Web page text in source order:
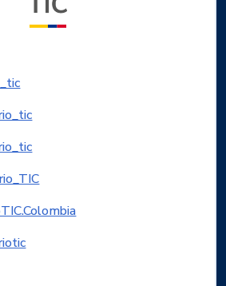
Logo Instagram
Logo Threads
Logo Tiktok
Logo Twitter
Logo Facebook
Logo Youtube